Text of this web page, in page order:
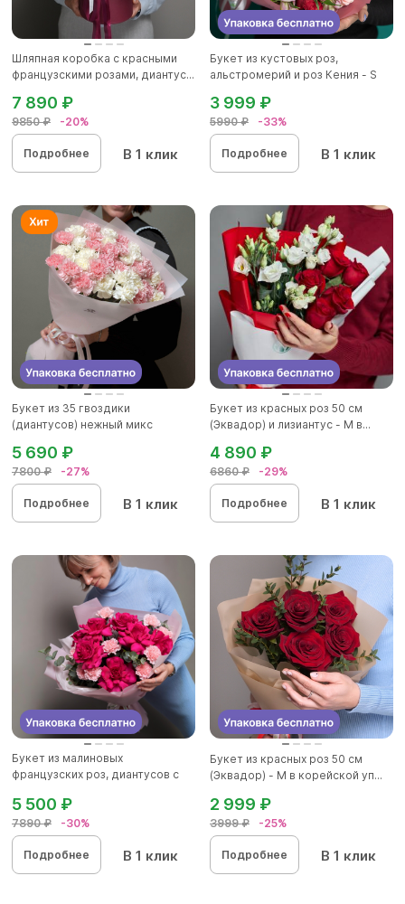
Шляпная коробка с красными
французскими розами, диантус...
9850 ₽ -20%
7 890 ₽
Подробнее В 1 клик
Букет из кустовых роз,
альстромерий и роз Кения - S
5990 ₽ -33%
3 999 ₽
Подробнее В 1 клик
Букет из 35 гвоздики
(диантусов) нежный микс
7800 ₽ -27%
5 690 ₽
Подробнее В 1 клик
Букет из красных роз 50 см
(Эквадор) и лизиантус - М в...
6860 ₽ -29%
4 890 ₽
Подробнее В 1 клик
Букет из малиновых
французских роз, диантусов с
7890 ₽ -30%
5 500 ₽
Подробнее В 1 клик
Букет из красных роз 50 см
(Эквадор) - M в корейской уп...
3999 ₽ -25%
2 999 ₽
Подробнее В 1 клик